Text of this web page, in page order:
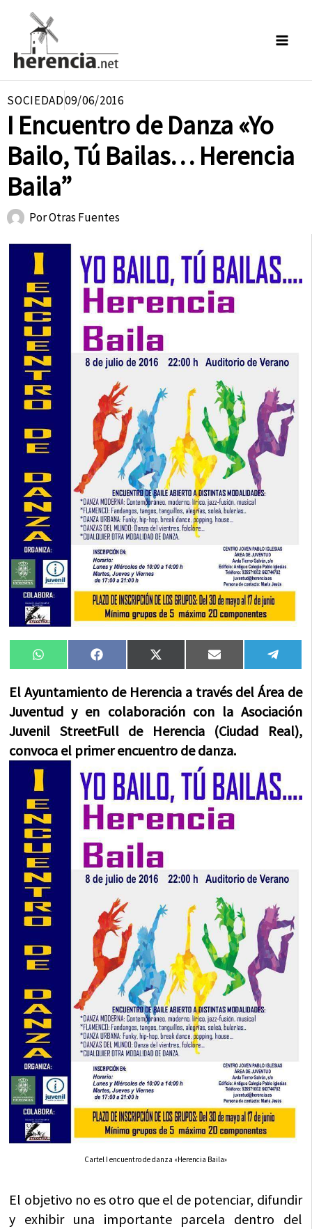
contenido
SOCIEDAD09/06/2016
I Encuentro de Danza «Yo
Bailo, Tú Bailas… Herencia
Baila”
PorOtras Fuentes
Compartir
en
WhatsAppCompartir
en
FacebookCompartir
en
X
(Twitter)
Compartir
en
Email
en
El Ayuntamiento de Herencia a través del Área de
Juventud y en colaboración con la Asociación
Juvenil StreetFull de Herencia (Ciudad Real),
convoca el primer encuentro de danza.
Cartel I encuentro de danza «Herencia Baila»
El objetivo no es otro que el de potenciar, difundir
y exhibir una importante parcela dentro del